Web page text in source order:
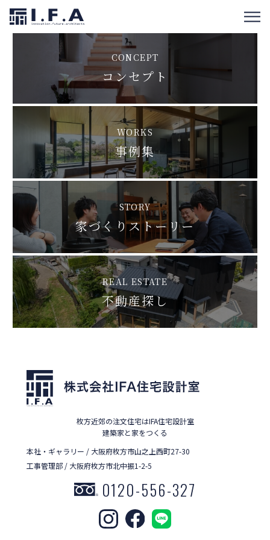
OTHER CONTENTS
CONCEPT
コンセプト
WORKS
事例集
STORY
家づくりストーリー
REAL ESTATE
不動産探し
枚方近郊の注文住宅はIFA住宅設計室
建築家と家をつくる
本社・ギャラリー / 大阪府枚方市山之上西町27-30
工事管理部 / 大阪府枚方市北中振1-2-5
0120-556-327